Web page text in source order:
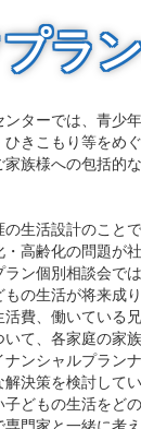
ラ
ターでは、青少
きこもり等をめ
族様への包括的
生活設計のことで
高齢化の問題が
ン個別相談会で
の生活が将来成
費、働いている
て、各家庭の家
ンシャルプラン
決策を検討してい
どもの生活をど